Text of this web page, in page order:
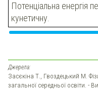
Потенціальна енергія
кунетичну.
Джерела:
Засєкіна Т., Гвоздецький М.
загальної середньої освіти. -